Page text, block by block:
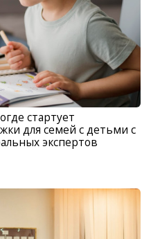
стартует
для семей с детьми с
экспертов